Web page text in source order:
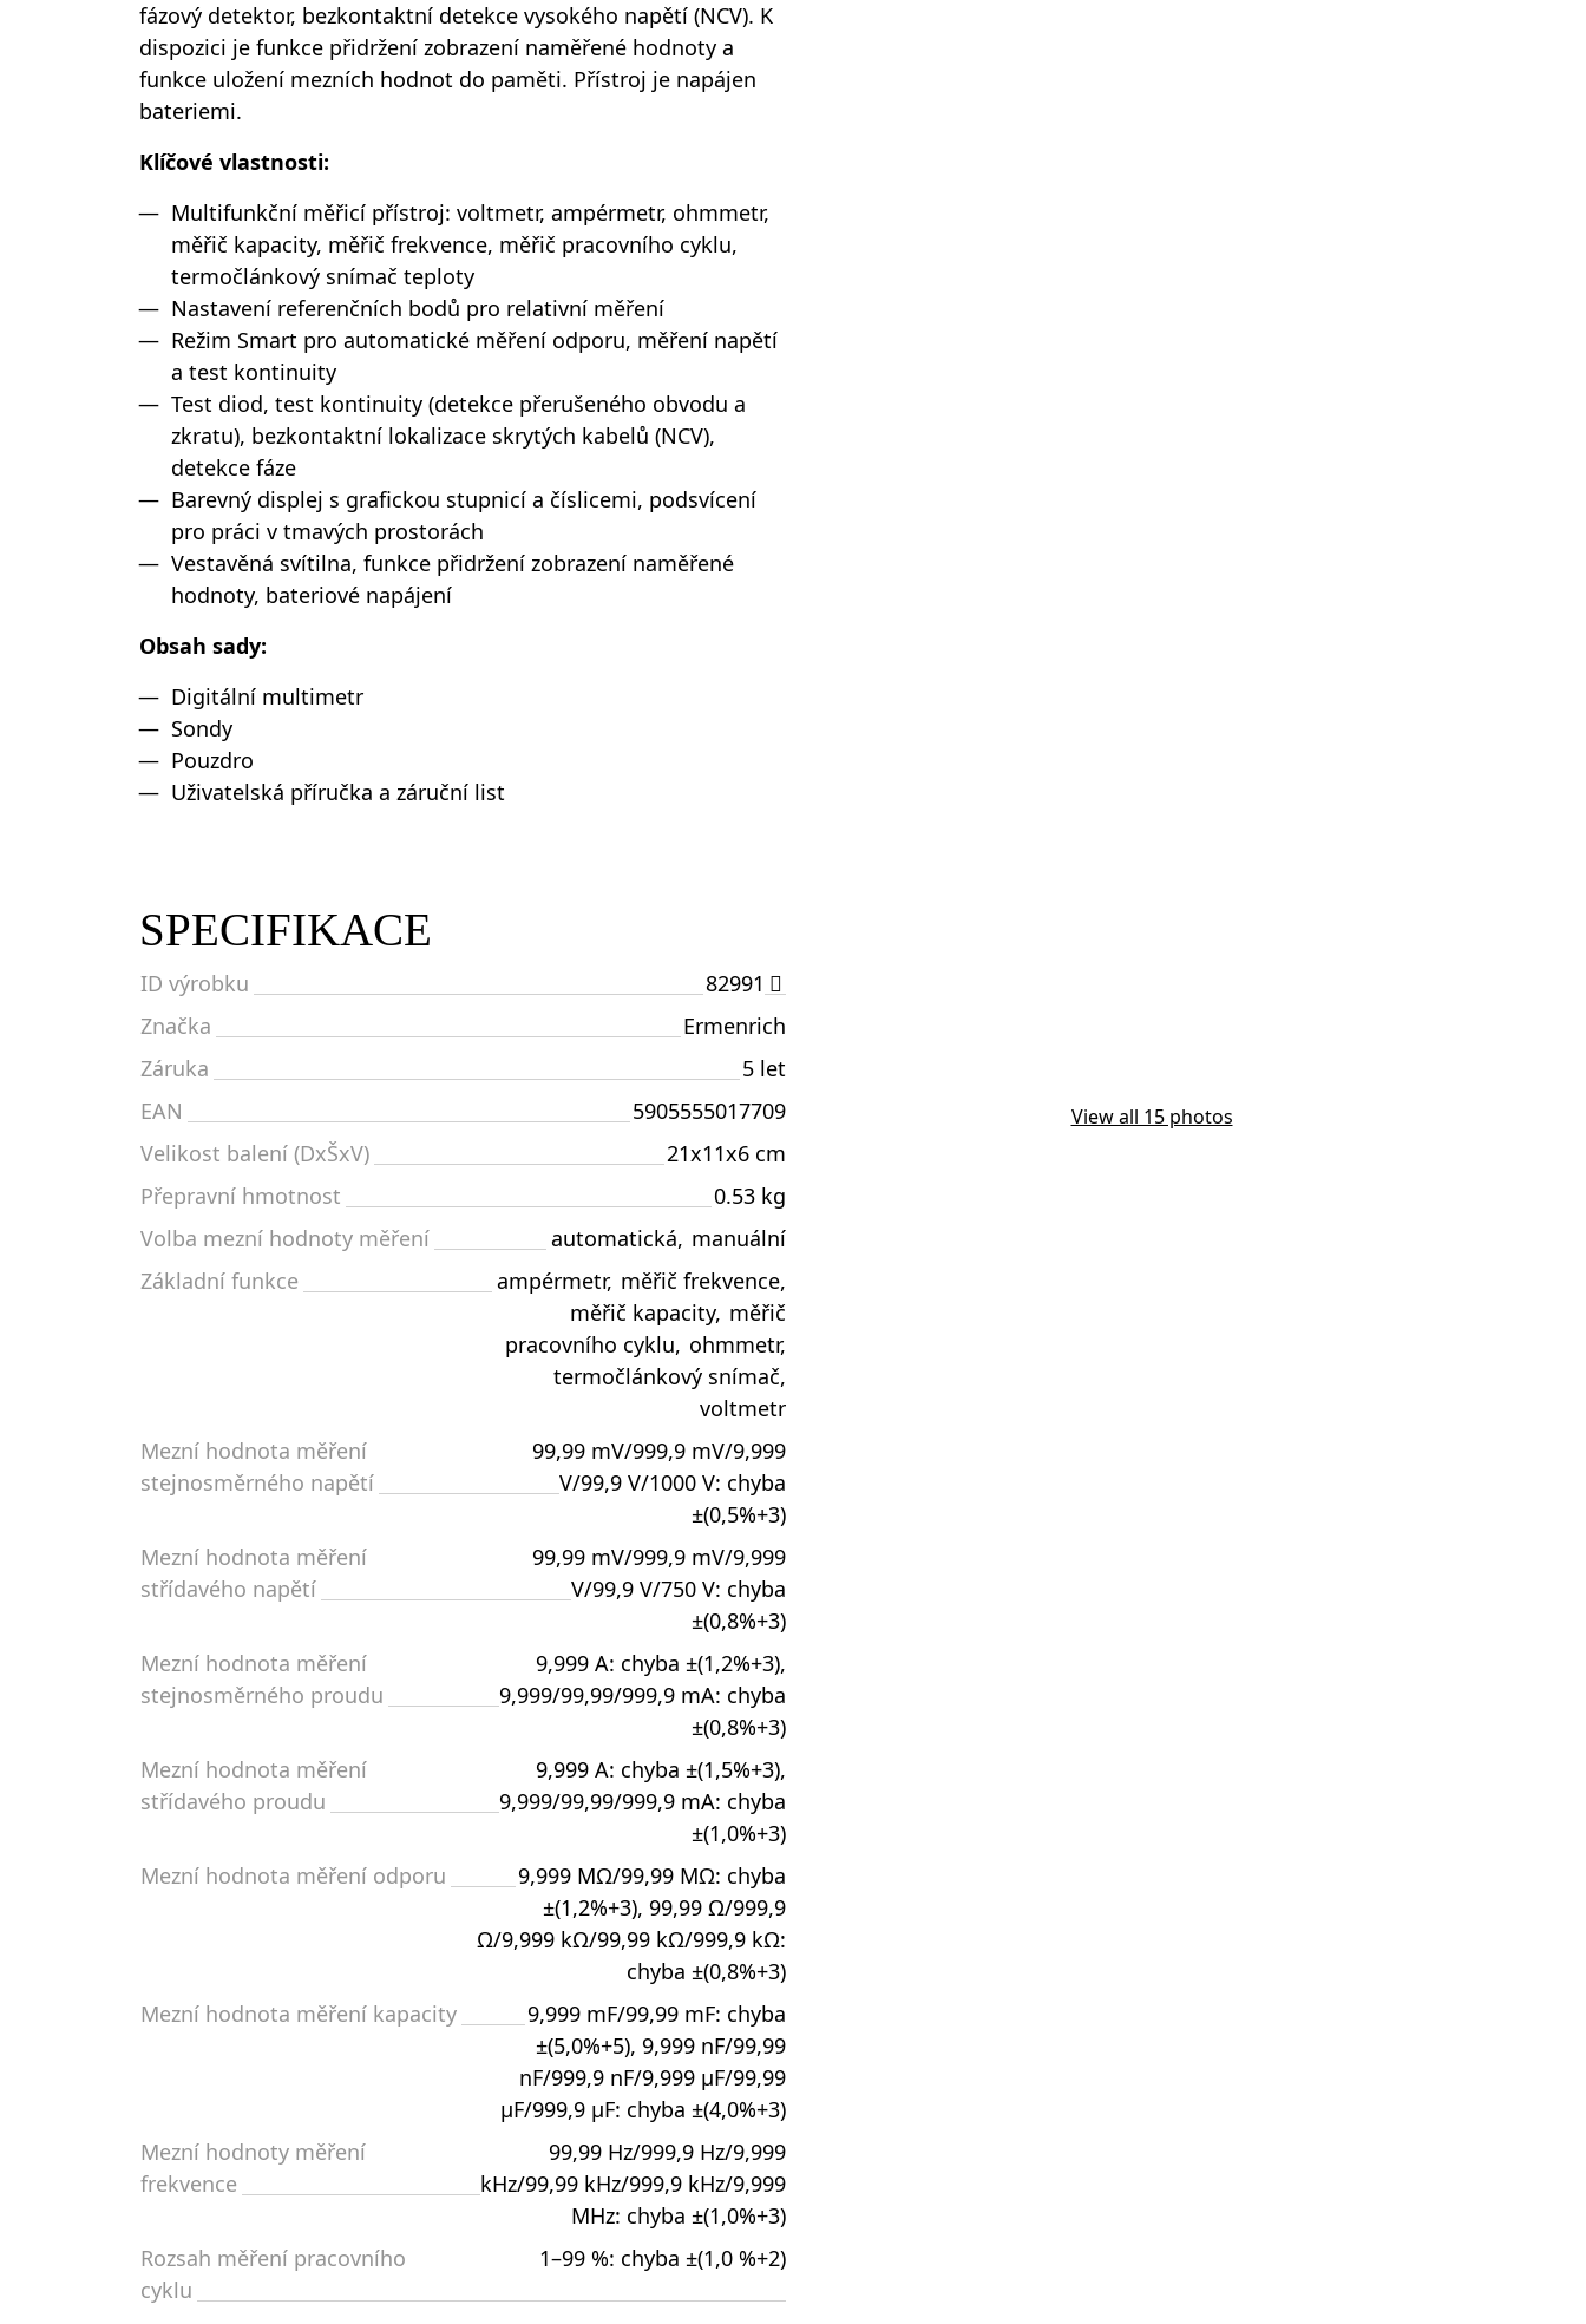
View all 15 photos
fázový detektor, bezkontaktní detekce vysokého napětí (NCV). K
dispozici je funkce přidržení zobrazení naměřené hodnoty a
funkce uložení mezních hodnot do paměti. Přístroj je napájen
bateriemi.
Klíčové vlastnosti:
Multifunkční měřicí přístroj: voltmetr, ampérmetr, ohmmetr,
měřič kapacity, měřič frekvence, měřič pracovního cyklu,
termočlánkový snímač teploty
Nastavení referenčních bodů pro relativní měření
Režim Smart pro automatické měření odporu, měření napětí
a test kontinuity
Test diod, test kontinuity (detekce přerušeného obvodu a
zkratu), bezkontaktní lokalizace skrytých kabelů (NCV),
detekce fáze
Barevný displej s grafickou stupnicí a číslicemi, podsvícení
pro práci v tmavých prostorách
Vestavěná svítilna, funkce přidržení zobrazení naměřené
hodnoty, bateriové napájení
Obsah sady:
Digitální multimetr
Sondy
Pouzdro
Uživatelská příručka a záruční list
SPECIFIKACE
ID výrobku
82991
Značka
Ermenrich
Záruka
5 let
EAN
5905555017709
Velikost balení (DxŠxV)
21x11x6 cm
Přepravní hmotnost
0.53 kg
Volba mezní hodnoty měření
automatická, manuální
Základní funkce
ampérmetr, měřič frekvence,
měřič kapacity, měřič
pracovního cyklu, ohmmetr,
termočlánkový snímač,
voltmetr
Mezní hodnota měření
stejnosměrného napětí
99,99 mV/999,9 mV/9,999
V/99,9 V/1000 V: chyba
±(0,5%+3)
Mezní hodnota měření
střídavého napětí
99,99 mV/999,9 mV/9,999
V/99,9 V/750 V: chyba
±(0,8%+3)
Mezní hodnota měření
stejnosměrného proudu
9,999 A: chyba ±(1,2%+3),
9,999/99,99/999,9 mA: chyba
±(0,8%+3)
Mezní hodnota měření
střídavého proudu
9,999 A: chyba ±(1,5%+3),
9,999/99,99/999,9 mA: chyba
±(1,0%+3)
Mezní hodnota měření odporu
9,999 MΩ/99,99 MΩ: chyba
±(1,2%+3), 99,99 Ω/999,9
Ω/9,999 kΩ/99,99 kΩ/999,9 kΩ:
chyba ±(0,8%+3)
Mezní hodnota měření kapacity
9,999 mF/99,99 mF: chyba
±(5,0%+5), 9,999 nF/99,99
nF/999,9 nF/9,999 µF/99,99
µF/999,9 µF: chyba ±(4,0%+3)
Mezní hodnoty měření
frekvence
99,99 Hz/999,9 Hz/9,999
kHz/99,99 kHz/999,9 kHz/9,999
MHz: chyba ±(1,0%+3)
Rozsah měření pracovního
cyklu
1–99 %: chyba ±(1,0 %+2)